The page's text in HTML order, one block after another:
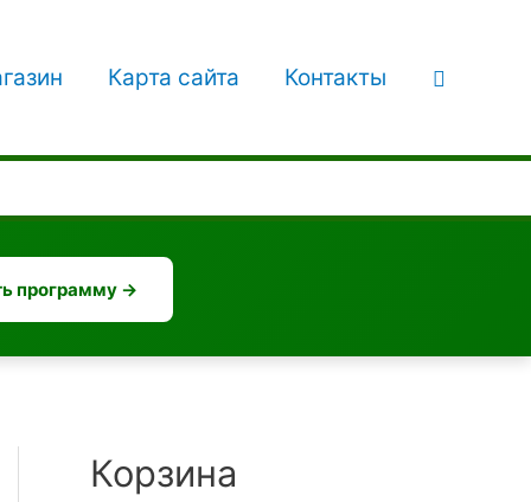
Карта сайта Контакты Поиск
программу →
Корзина